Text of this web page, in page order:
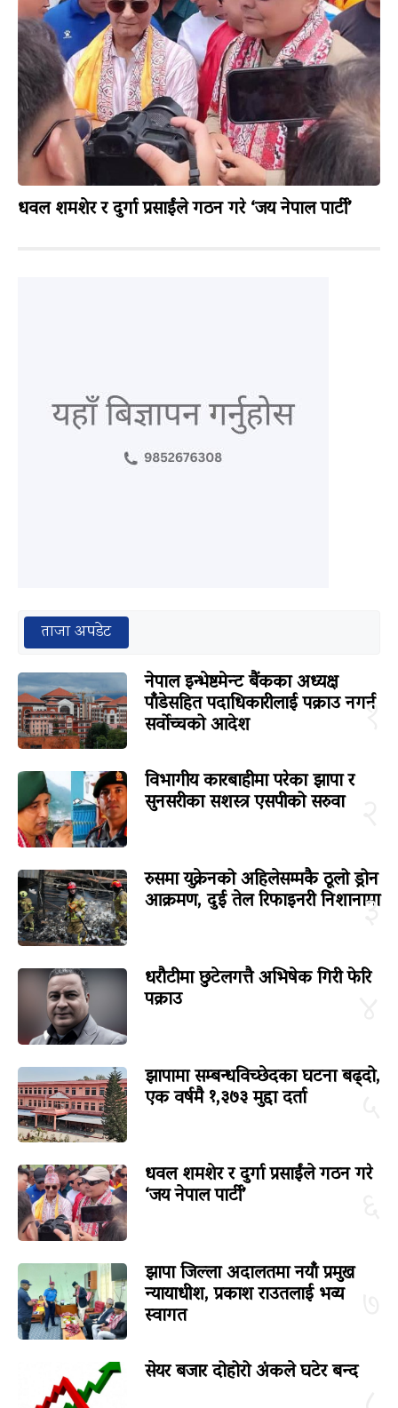
धवल शमशेर र दुर्गा प्रसाईंले गठन गरे ‘जय नेपाल पार्टी’
ताजा अपडेट
१
नेपाल इन्भेष्टमेन्ट बैंकका अध्यक्ष
पाँडेसहित पदाधिकारीलाई पक्राउ नगर्न
सर्वोच्चको आदेश
विभागीय कारबाहीमा परेका झापा र
सुनसरीका सशस्त्र एसपीको सरुवा
३
रुसमा युक्रेनको अहिलेसम्मकै ठूलो ड्रोन
आक्रमण, दुई तेल रिफाइनरी निशानामा
धरौटीमा छुटेलगत्तै अभिषेक गिरी फेरि
पक्राउ
झापामा सम्बन्धविच्छेदका घटना बढ्दो,
एक वर्षमै १,३७३ मुद्दा दर्ता
धवल शमशेर र दुर्गा प्रसाईंले गठन गरे
‘जय नेपाल पार्टी’
झापा जिल्ला अदालतमा नयाँ प्रमुख
न्यायाधीश, प्रकाश राउतलाई भव्य
स्वागत
सेयर बजार दोहोरो अंकले घटेर बन्द